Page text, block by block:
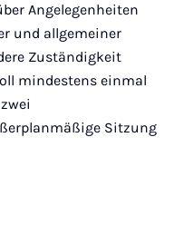
Angelegenheiten
und allgemeiner
Zuständigkeit
mindestens einmal
Sitzung